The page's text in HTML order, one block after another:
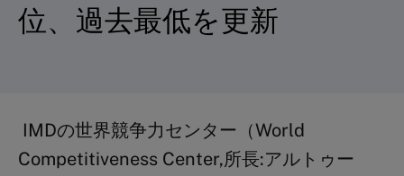
位、過去最低を更新
IMDの世界競争力センター（World
Competitiveness Center,所長:アルトゥー